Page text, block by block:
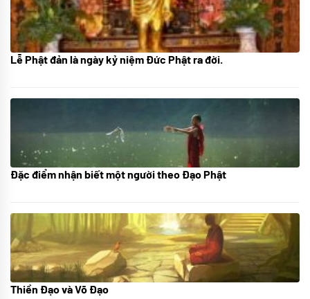
05/06/2024
Lễ Phật đản là ngày kỷ niệm Đức Phật ra đời.
01/06/2024
Đặc điểm nhận biết một người theo Đạo Phật
30/11/2022
Thiền Đạo và Võ Đạo